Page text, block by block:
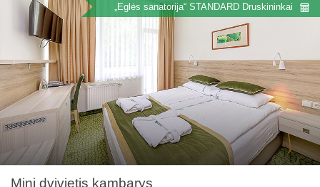
„Eglės sanatorija“ STANDARD Druskininkai
Mini dvivietis kambarys